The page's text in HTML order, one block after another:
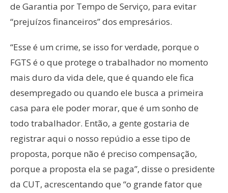
de Garantia por Tempo de Serviço, para evitar
“prejuízos financeiros” dos empresários.
“Esse é um crime, se isso for verdade, porque o
FGTS é o que protege o trabalhador no momento
mais duro da vida dele, que é quando ele fica
desempregado ou quando ele busca a primeira
casa para ele poder morar, que é um sonho de
todo trabalhador. Então, a gente gostaria de
registrar aqui o nosso repúdio a esse tipo de
proposta, porque não é preciso compensação,
porque a proposta ela se paga”, disse o presidente
da CUT, acrescentando que “o grande fator que